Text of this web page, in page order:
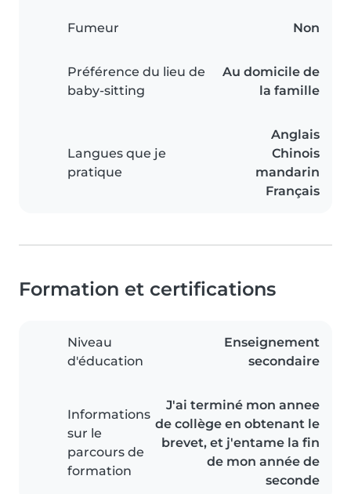
Fumeur Non
Préférence du lieu de
baby-sitting
Au domicile de
la famille
Langues que je
pratique
Anglais
Chinois
mandarin
Français
Formation et certifications
Niveau
d'éducation
Enseignement
secondaire
Informations
sur le
parcours de
formation
J'ai terminé mon annee
de collège en obtenant le
brevet, et j'entame la fin
de mon année de
seconde